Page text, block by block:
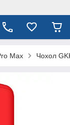
Max Чохол